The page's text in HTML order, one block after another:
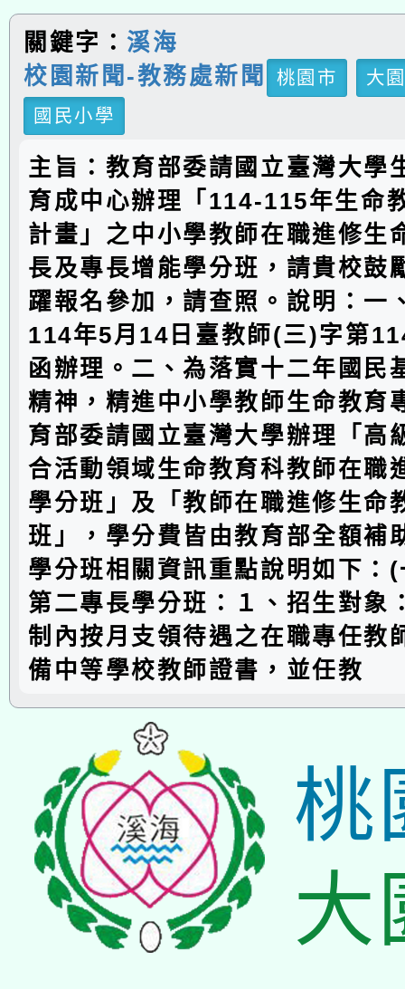
關鍵字： 溪海
校園新聞-教務處新聞
桃園市
大
國民小學
主旨：教育部委請國立臺灣大學
育成中心辦理「114-115年生命
計畫」之中小學教師在職進修生
長及專長增能學分班，請貴校鼓
躍報名參加，請查照。說明：一
114年5月14日臺教師(三)字第
函辦理。二、為落實十二年國民
精神，精進中小學教師生命教育
育部委請國立臺灣大學辦理「高
合活動領域生命教育科教師在職
學分班」及「教師在職進修生命
班」，學分費皆由教育部全額補
學分班相關資訊重點說明如下：
第二專長學分班：１、招生對象
制內按月支領待遇之在職專任教
備中等學校教師證書，並任教
桃
大